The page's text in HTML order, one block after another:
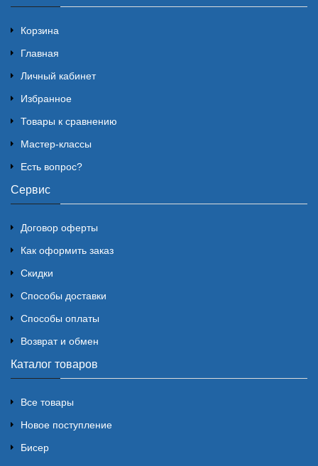
Корзина
Главная
Личный кабинет
Избранное
Товары к сравнению
Мастер-классы
Есть вопрос?
Сервис
Договор оферты
Как оформить заказ
Скидки
Способы доставки
Способы оплаты
Возврат и обмен
Каталог товаров
Все товары
Новое поступление
Бисер